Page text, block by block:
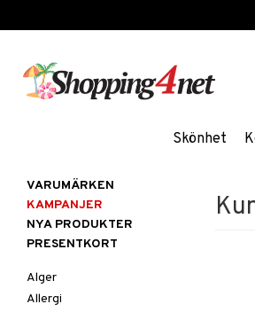
Skönhet
VARUMÄRKEN
KAMPANJER
NYA PRODUKTER
PRESENTKORT
Alger
Allergi